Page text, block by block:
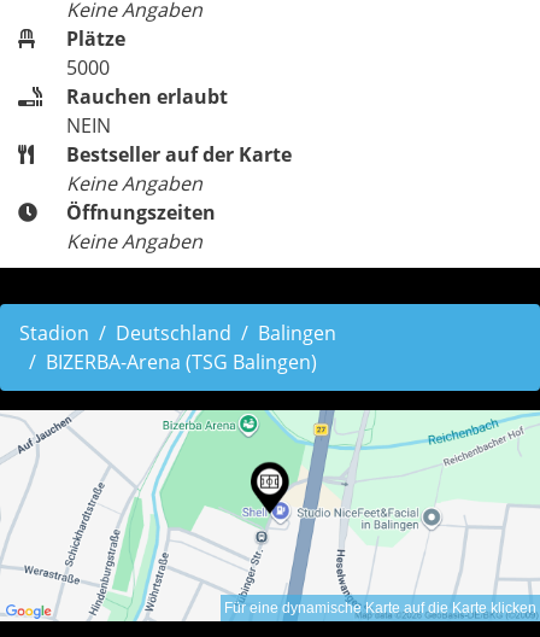
Keine Angaben
Plätze
5000
Rauchen erlaubt
NEIN
Bestseller auf der Karte
Keine Angaben
Öffnungszeiten
Keine Angaben
Stadion Deutschland
Balingen
BIZERBA-Arena (TSG Balingen)
Für eine dynamische Karte auf die Karte klicken